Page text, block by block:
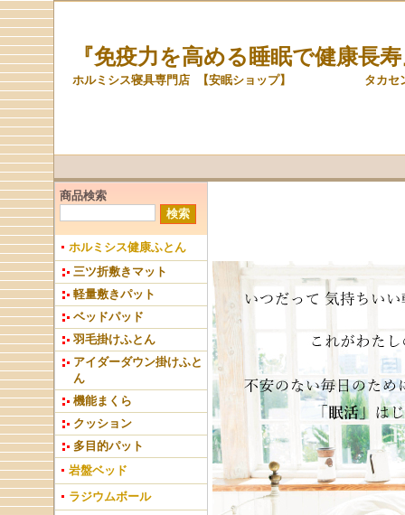
『免疫力を高める睡眠で健康長
ホルミシス寝具専門店 【安眠ショップ】 タカセン
商品検索
ホルミシス健康ふとん
三ツ折敷きマット
軽量敷きパット
ベッドパッド
羽毛掛けふとん
アイダーダウン掛けふと
ん
機能まくら
クッション
多目的パット
岩盤ベッド
ラジウムボール